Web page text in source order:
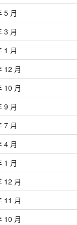
5 月
3 月
1 月
12 月
10 月
9 月
7 月
4 月
1 月
12 月
11 月
10 月